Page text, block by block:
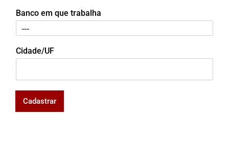
Banco em que trabalha
Cidade/UF
Cadastrar